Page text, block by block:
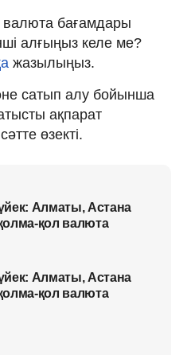
валюта бағамдары
алғыңыз келе ме?
жазылыңыз.
сатып алу бойынша
ақпарат
өзекті.
Алматы, Астана
қол валюта
Алматы, Астана
қол валюта